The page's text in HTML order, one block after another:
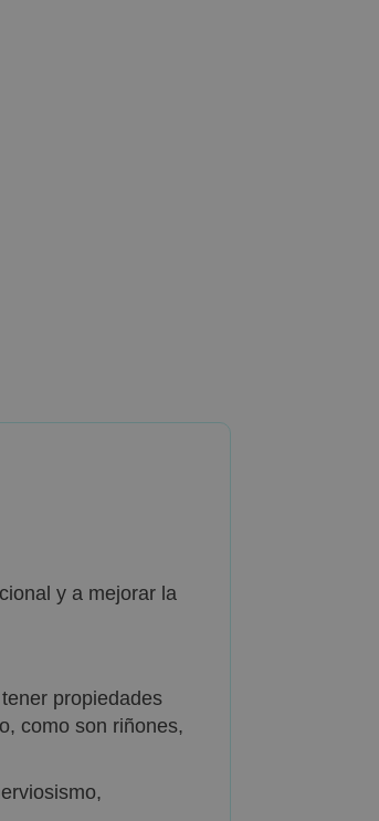
y a mejorar la
propiedades
como son riñones,